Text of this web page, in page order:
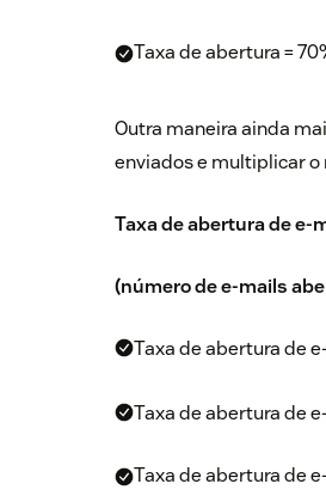
Taxa de abertura =
Outra maneira ainda
enviados e multiplicar
Taxa de abertura de e-
(número de e-mails
Taxa de abertura de
Taxa de abertura de
Taxa de abertura de